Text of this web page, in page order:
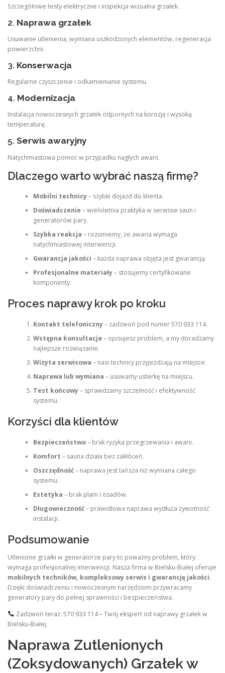
Szczegółowe testy elektryczne i inspekcja wizualna grzałek.
2. Naprawa grzałek
Usuwanie utlenienia, wymiana uszkodzonych elementów, regeneracja
powierzchni.
3. Konserwacja
Regularne czyszczenie i odkamienianie systemu.
4. Modernizacja
Instalacja nowoczesnych grzałek odpornych na korozję i wysoką
temperaturę.
5. Serwis awaryjny
Natychmiastowa pomoc w przypadku nagłych awarii.
Dlaczego warto wybrać naszą firmę?
Mobilni technicy– szybki dojazd do klienta.
Doświadczenie – wieloletnia praktyka w serwisie saun i
generatorów pary.
Szybka reakcja – rozumiemy, że awaria wymaga
natychmiastowej interwencji.
Gwarancja jakości – każda naprawa objęta jest gwarancją.
Profesjonalne materiały– stosujemy certyfikowane
komponenty.
Proces naprawy krok po kroku
Kontakt telefoniczny– zadzwoń pod numer 570 933 114.
Wstępna konsultacja – opisujesz problem, a my doradzamy
najlepsze rozwiązanie.
Wizyta serwisowa – nasi technicy przyjeżdżają na miejsce.
Naprawa lub wymiana – usuwamy usterkę na miejscu.
Test końcowy– sprawdzamy szczelność i efektywność
systemu.
Korzyści dla klientów
Bezpieczeństwo– brak ryzyka przegrzewania i awarii.
Komfort – sauna działa bez zakłóceń.
Oszczędność– naprawa jest tańsza niż wymiana całego
systemu.
Estetyka – brak plam i osadów.
Długowieczność– prawidłowa naprawa wydłuża żywotność
instalacji.
Podsumowanie
Utlenione grzałki w generatorze pary to poważny problem, który
wymaga profesjonalnej interwencji. Nasza firma w Bielsku-Białej oferuje
mobilnych techników, kompleksowy serwis i gwarancję jakości.
Dzięki doświadczeniu i nowoczesnym narzędziom przywracamy
generatory pary do pełnej sprawności i bezpieczeństwa.
Zadzwoń teraz: 570 933 114 – Twój ekspert od naprawy grzałek w
Bielsku-Białej.
Naprawa Zutlenionych
(Zoksydowanych) Grzałek w